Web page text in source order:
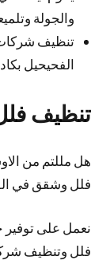
والجولة
تنظيف
الفحيحيل
تنظيف
هل مللتم من
فلل وشقق في
نعمل على
فلل وتنظيف